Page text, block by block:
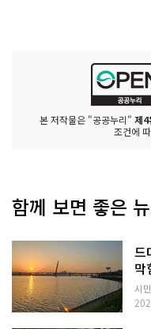
본 저작물은 "공공누리" 제4
조건에
함께 보면 좋은
드
막
시